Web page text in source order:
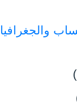
والجغرافيا